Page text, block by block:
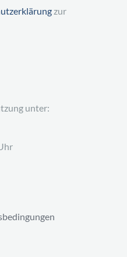
unter:
zur